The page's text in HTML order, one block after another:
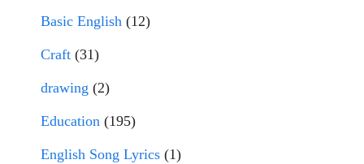
Basic English (12)
Craft (31)
drawing (2)
Education (195)
English Song Lyrics (1)